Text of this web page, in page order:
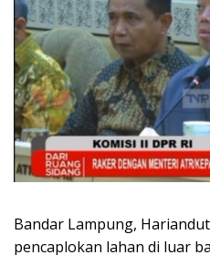
Bandar Lampung,
pencaplokan lahan di luar